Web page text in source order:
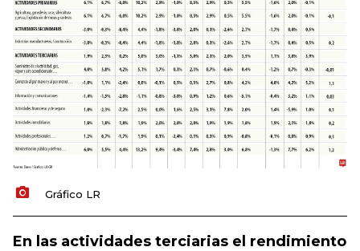
Gráfico LR
En las actividades terciarias el rendimiento